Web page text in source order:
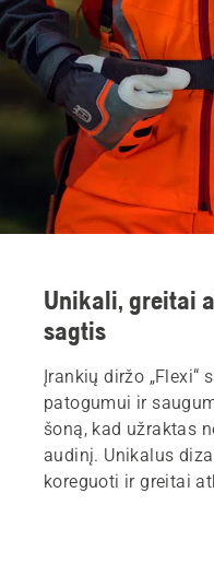
Unikali, greitai
sagtis
Įrankių diržo
patogumui ir
šoną, kad užraktas
audinį. Unikalus
koreguoti ir greitai